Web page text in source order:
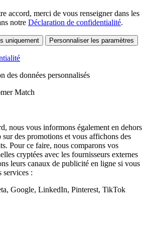
accord, merci de vous renseigner dans les
notre Déclaration de confidentialité.
uniquement Personnaliser les paramètres
des données personnalisés
Match
nous vous informons également en dehors
sur des promotions et vous affichons des
Pour ce faire, nous comparons vos
cryptées avec les fournisseurs externes
leurs canaux de publicité en ligne si vous
services :
Google, LinkedIn, Pinterest, TikTok